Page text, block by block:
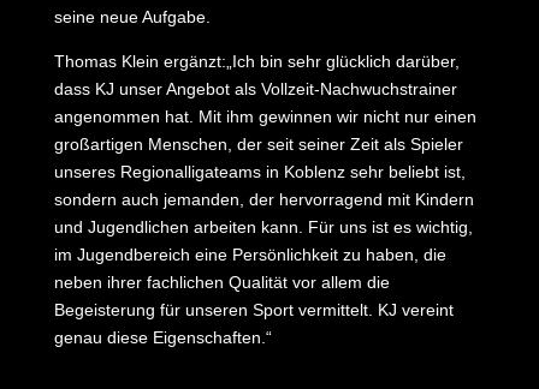
seine neue Aufgabe.
Thomas Klein ergänzt:„Ich bin sehr glücklich darüber,
dass KJ unser Angebot als Vollzeit-Nachwuchstrainer
angenommen hat. Mit ihm gewinnen wir nicht nur einen
großartigen Menschen, der seit seiner Zeit als Spieler
unseres Regionalligateams in Koblenz sehr beliebt ist,
sondern auch jemanden, der hervorragend mit Kindern
und Jugendlichen arbeiten kann. Für uns ist es wichtig,
im Jugendbereich eine Persönlichkeit zu haben, die
neben ihrer fachlichen Qualität vor allem die
Begeisterung für unseren Sport vermittelt. KJ vereint
genau diese Eigenschaften.“